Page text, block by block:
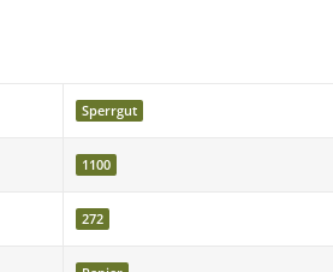
oder auf deutsche Inseln. Die
Sperrgut
1100
272